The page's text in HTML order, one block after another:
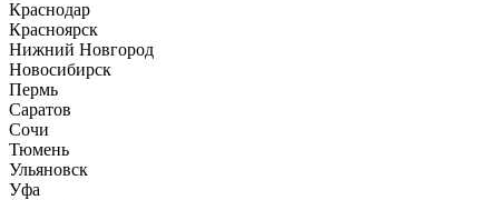
Краснодар
Красноярск
Нижний Новгород
Новосибирск
Пермь
Саратов
Сочи
Тюмень
Ульяновск
Уфа